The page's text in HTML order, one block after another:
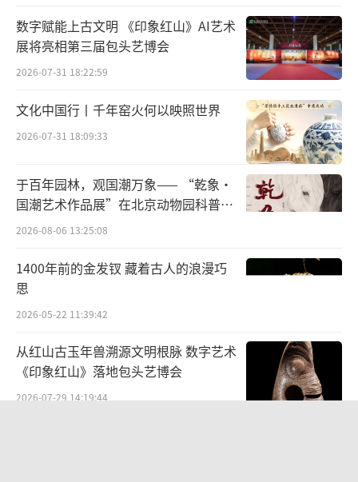
不过，如果只是因为这种裙款式较为宽松
就被列为“怪异”的时尚，未免有点名过其
实。 《开元天宝遗事》 中有一段对于此裙的描
草，以红裙递相插挂，以为宴幄。 ”
长安城中的士女游春寻芳，在遇上名花驻
足观赏时，往往弃帷幕不用，而是将自己的长
裙解下，插在杖杆上作为帷幕。久而久之，人
们就将这种由裙而来的屏障称为“ 裙幄 ”。
若真如上述所说，这裙的宽度，怎么说也
得有小半张床单大了。将它套在身上，岂不是
数字赋能上古文明 《印象红山》AI艺术
展将亮相第三届包头艺博会
2026-07-31 18:22:59
文化中国行丨千年窑火何以映照世界
2026-07-31 18:09:33
于百年园林，观国潮万象—— “乾象·
国潮艺术作品展”在北京动物园科普馆
机动展厅开展
2026-08-06 13:25:08
1400年前的金发钗 藏着古人的浪漫巧
思
2026-05-22 11:39:42
从红山古玉年兽溯源文明根脉 数字艺术
《印象红山》落地包头艺博会
2026-07-29 14:19:44